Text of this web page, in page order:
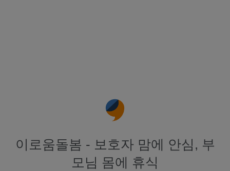
이로움돌봄 - 보호자 맘에 안심, 부
모님 몸에 휴식